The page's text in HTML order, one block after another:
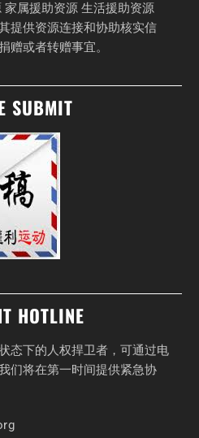
属援助资源 生活援助资源
提供资源连接和协助核实信
赠或者转赠事宜。
SUBMIT
HOTLINE
态下的人权捍卫者，可通过电
们将在第一时间提供紧急协